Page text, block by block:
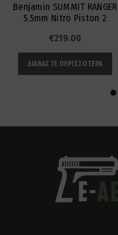
Benjamin SUMMIT RANGER
5.5mm Nitro Piston 2
€219.00
ΔΙΑΒΆΣΤΕ ΠΕΡΙΣΣΌΤΕΡΑ